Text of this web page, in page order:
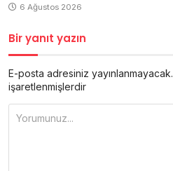
6 Ağustos 2026
Bir yanıt yazın
E-posta adresiniz yayınlanmayacak.
işaretlenmişlerdir